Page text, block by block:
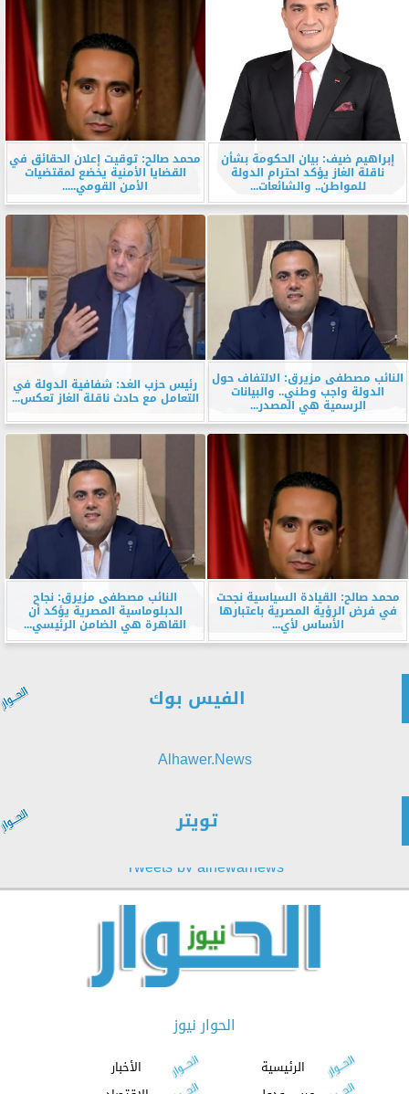
إبراهيم ضيف: بيان الحكومة بشأن
ناقلة الغاز يؤكد احترام الدولة
للمواطن.. والشائعات...
محمد صالح: توقيت إعلان الحقائق في
القضايا الأمنية يخضع لمقتضيات
الأمن القومي.....
النائب مصطفى مزيرق: الالتفاف حول
الدولة واجب وطني.. والبيانات
الرسمية هي المصدر...
رئيس حزب الغد: شفافية الدولة في
التعامل مع حادث ناقلة الغاز تعكس...
محمد صالح: القيادة السياسية نجحت
في فرض الرؤية المصرية باعتبارها
الأساس لأي...
النائب مصطفى مزيرق: نجاح
الدبلوماسية المصرية يؤكد أن
القاهرة هي الضامن الرئيسي...
الفيس بوك
Alhawer.News
تويتر
Tweets by alhewarnews
الحوار نيوز
الرئيسية
الأخبار